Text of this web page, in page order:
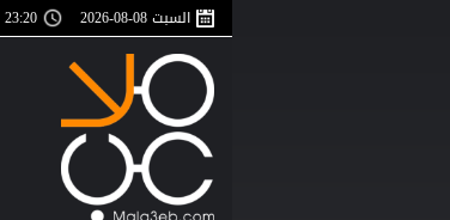
السبت 08-08-2026 23:20